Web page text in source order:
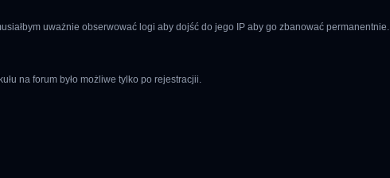
uważnie obserwować logi aby dojść do jego IP aby go zbanować permanentnie.
na forum było możliwe tylko po rejestracjii.